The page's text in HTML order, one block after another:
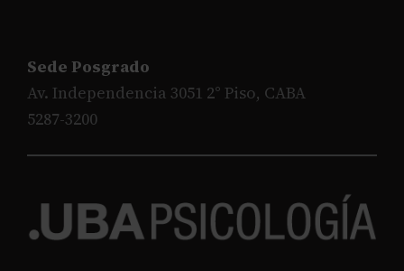
Sede Posgrado
Av. Independencia 3051 2° Piso, CABA
5287-3200